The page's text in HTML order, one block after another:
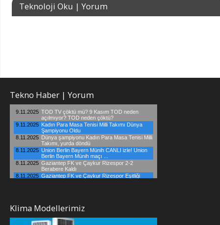
Teknoloji Oku | Yorum
Tekno Haber | Yorum
Klima Modellerimiz